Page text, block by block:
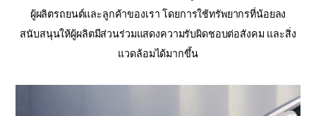
ผู้ผลิตรถยนต์และลูกค้าของเรา โดยการใช้ทรัพยากรที่น้อยลง
สนับสนุนให้ผู้ผลิตมีส่วนร่วมแสดงความรับผิดชอบต่อสังคม และสิ่ง
แวดล้อมได้มากขึ้น